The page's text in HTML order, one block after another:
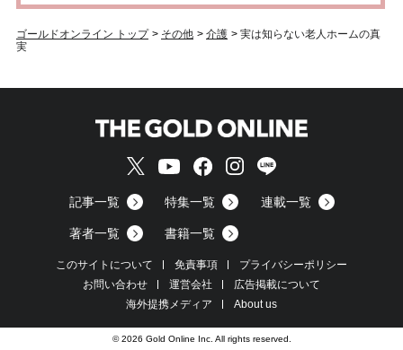
ゴールドオンライン トップ > その他 > 介護 > 実は知らない老人ホームの真
実
記事一覧 特集一覧 連載一覧
著者一覧 書籍一覧
このサイトについて 免責事項
プライバシーポリシー
お問い合わせ
運営会社
広告掲載について
海外提携メディア
About us
© 2026 Gold Online Inc. All rights reserved.